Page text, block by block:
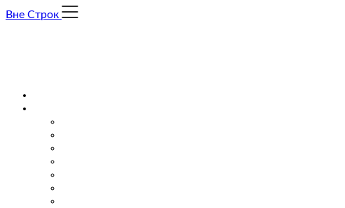
Skip
Вне Строк